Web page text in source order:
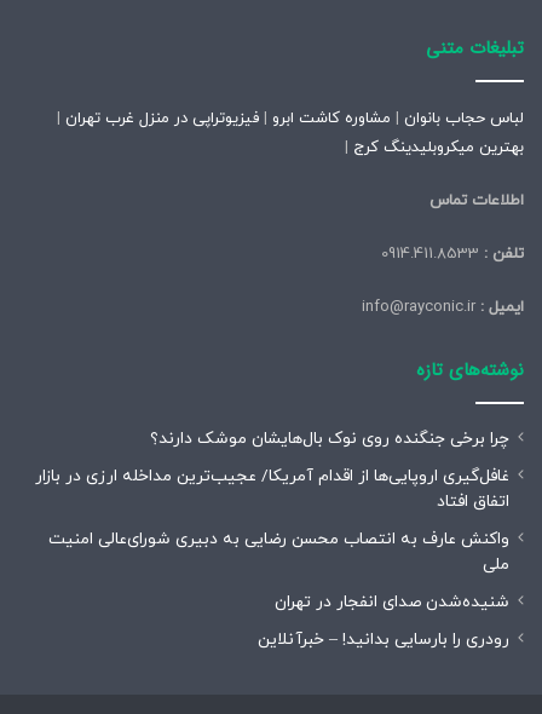
تبلیغات متنی
لباس حجاب بانوان | مشاوره کاشت ابرو | فیزیوتراپی در منزل غرب تهران |
بهترین میکروبلیدینگ کرج |
اطلاعات تماس
تلفن :
ایمیل :
نوشته‌های تازه
چرا برخی جنگنده روی نوک بال‌هایشان موشک‌ دارند؟
غافل‌گیری اروپایی‌ها از اقدام آمریکا/ عجیب‌ترین مداخله ارزی در بازار
اتفاق افتاد
واکنش عارف به انتصاب محسن رضایی به دبیری شورای‌عالی امنیت
ملی
شنیده‌شدن صدای انفجار در تهران
رودری را بارسایی بدانید! – خبرآنلاین